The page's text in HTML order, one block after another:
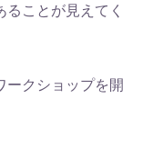
ことが見えてく
ークショップを開